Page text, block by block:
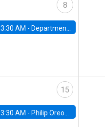
8
3:30 AM - Department Seminar: James Robinson
15
3:30 AM - Philip Oreopolous, University of Toronto